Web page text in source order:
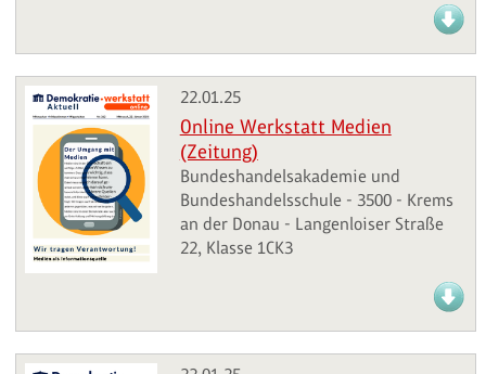
22.01.25
Online Werkstatt Medien
(Zeitung)
Bundeshandelsakademie und
Bundeshandelsschule - 3500 - Krems
an der Donau - Langenloiser Straße
22, Klasse 1CK3